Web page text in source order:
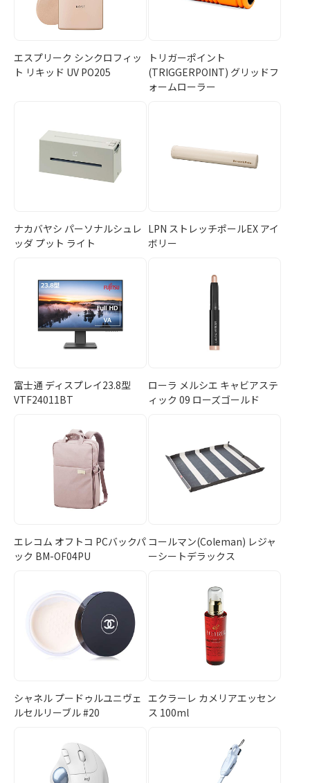
エスプリーク シンクロフィッ
ト リキッド UV PO205
トリガーポイント
(TRIGGERPOINT) グリッドフ
ォームローラー
ナカバヤシ パーソナルシュレ
ッダ プット ライト
LPN ストレッチポールEX アイ
ボリー
富士通 ディスプレイ23.8型
VTF24011BT
ローラ メルシエ キャビアステ
ィック 09 ローズゴールド
エレコム オフトコ PCバックパ
ック BM-OF04PU
コールマン(Coleman) レジャ
ーシートデラックス
シャネル プードゥルユニヴェ
ルセルリーブル #20
エクラーレ カメリアエッセン
ス 100ml